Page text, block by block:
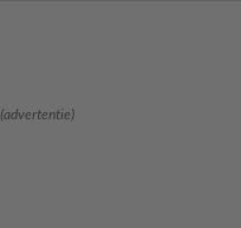
(advertentie)